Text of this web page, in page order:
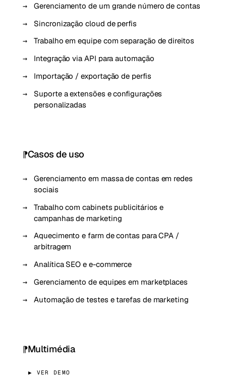
Gerenciamento de um grande número de contas
Sincronização cloud de perfis
Trabalho em equipe com separação de direitos
Integração via API para automação
Importação / exportação de perfis
Suporte a extensões e configurações
personalizadas
Casos de uso
Gerenciamento em massa de contas em redes
sociais
Trabalho com cabinets publicitários e
campanhas de marketing
Aquecimento e farm de contas para CPA /
arbitragem
Analítica SEO e e-commerce
Gerenciamento de equipes em marketplaces
Automação de testes e tarefas de marketing
Multimédia
▶ VER DEMO